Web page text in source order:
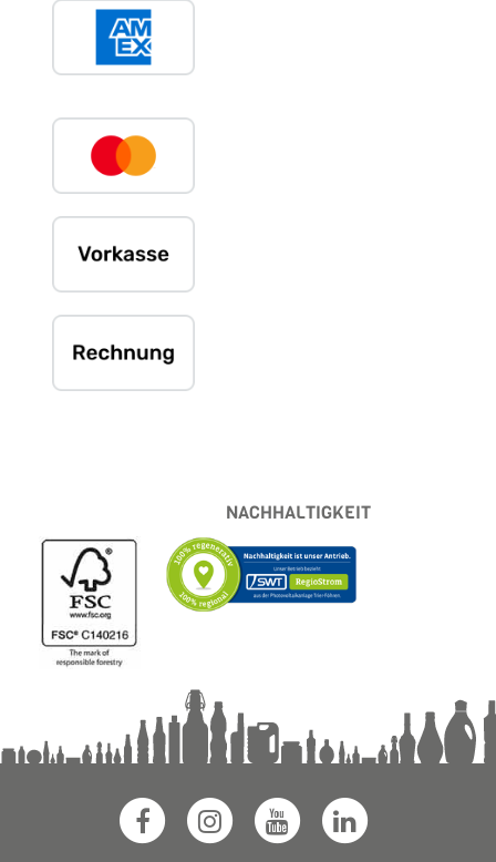
NACHHALTIGKEIT